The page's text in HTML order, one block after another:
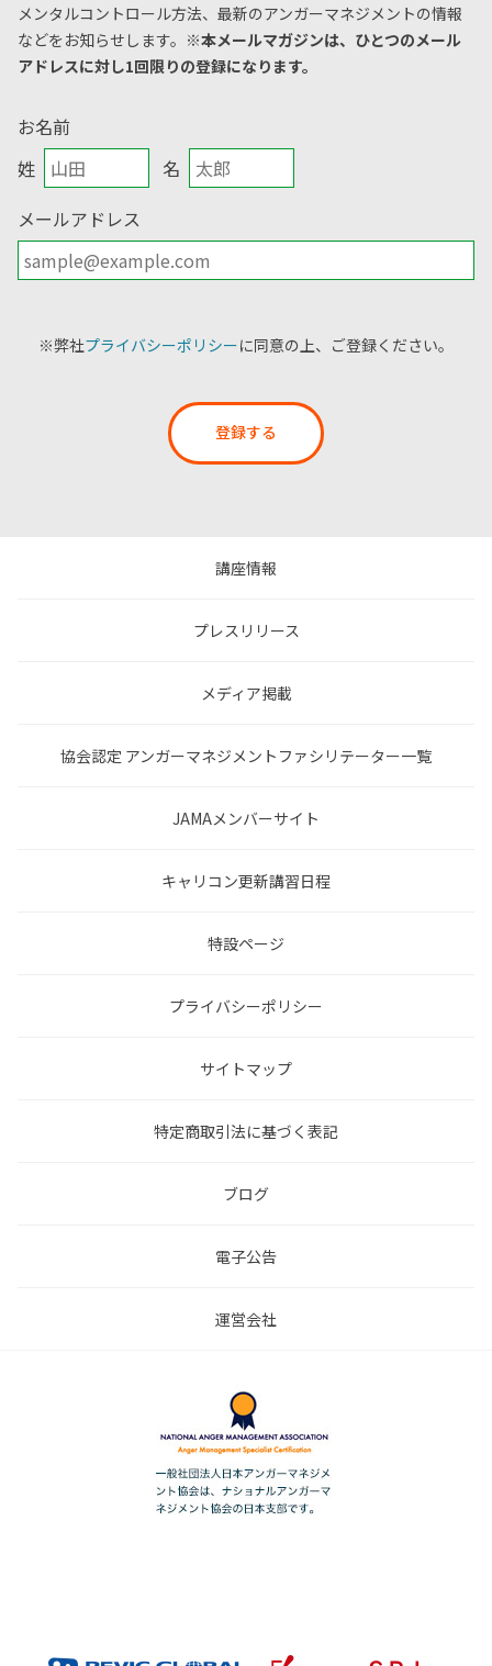
メンタルコントロール方法、 最新のアンガーマネジメントの情報
などをお知らせします。 ※本メールマガジンは、ひとつのメール
アドレスに対し1回限りの登録になります。
お名前
姓
名
メールアドレス
※弊社プライバシーポリシーに同意の上、ご登録ください。
登録する
講座情報
プレスリリース
メディア掲載
協会認定 アンガーマネジメントファシリテーター一覧
JAMAメンバーサイト
キャリコン更新講習日程
特設ページ
プライバシーポリシー
サイトマップ
特定商取引法に基づく表記
ブログ
電子公告
運営会社